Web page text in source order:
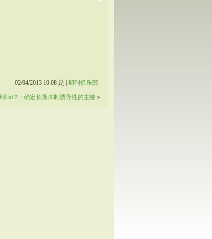
02/04/2013 10:08 是 |期刊俱乐部
Ltd？ - 确定长期抑制诱导性的主键»